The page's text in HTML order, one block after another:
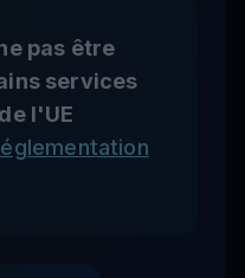
pas être
services
l'UE